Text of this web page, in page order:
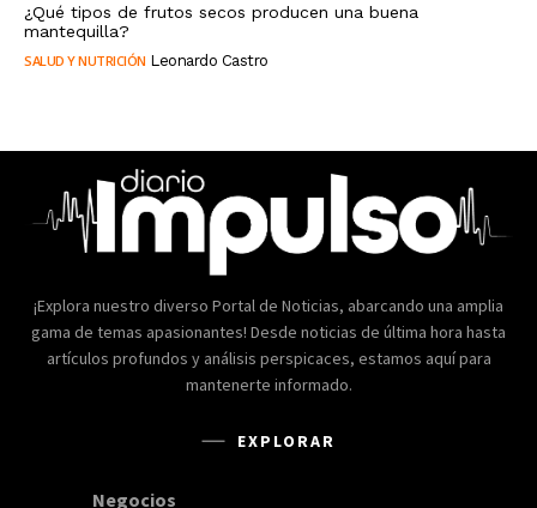
¿Qué tipos de frutos secos producen una buena
mantequilla?
SALUD Y NUTRICIÓN Leonardo Castro
¡Explora nuestro diverso Portal de Noticias, abarcando una amplia
gama de temas apasionantes! Desde noticias de última hora hasta
artículos profundos y análisis perspicaces, estamos aquí para
mantenerte informado.
EXPLORAR
Negocios